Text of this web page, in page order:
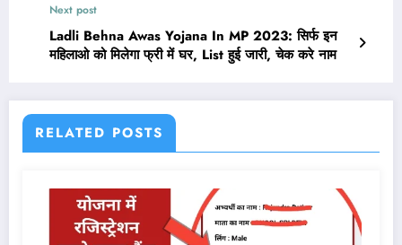
Next post
Ladli Behna Awas Yojana In MP 2023: सिर्फ इन
महिलाओ को मिलेगा फ्री में घर, List हुई जारी, चेक करे नाम
RELATED POSTS